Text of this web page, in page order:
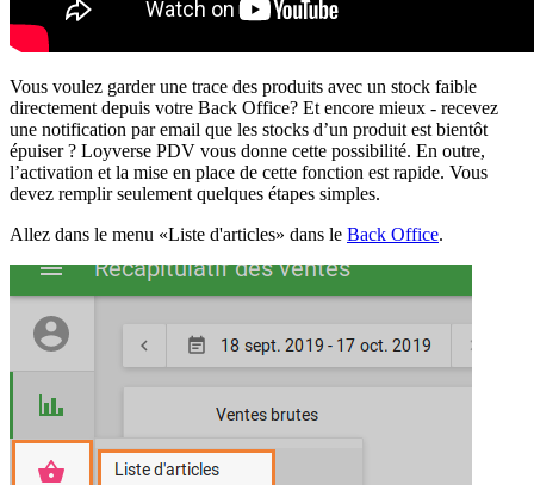
Vous voulez garder une trace des produits avec un stock faible
directement depuis votre Back Office? Et encore mieux - recevez
une notification par email que les stocks d’un produit est bientôt
épuiser ? Loyverse PDV vous donne cette possibilité. En outre,
l’activation et la mise en place de cette fonction est rapide. Vous
devez remplir seulement quelques étapes simples.
Allez dans le menu «Liste d'articles» dans le Back Office.